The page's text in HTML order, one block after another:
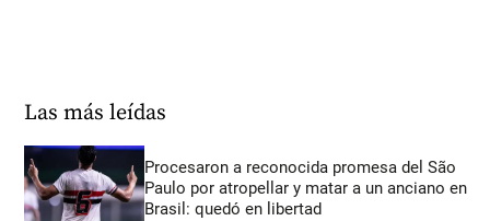
Las más leídas
Procesaron a reconocida promesa del São
Paulo por atropellar y matar a un anciano en
Brasil: quedó en libertad